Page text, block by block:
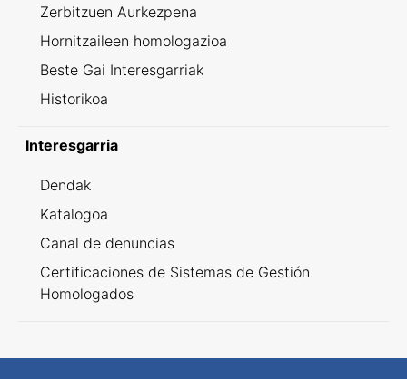
Zerbitzuen Aurkezpena
Hornitzaileen homologazioa
Beste Gai Interesgarriak
Historikoa
Interesgarria
Dendak
Katalogoa
Canal de denuncias
Certificaciones de Sistemas de Gestión
Homologados